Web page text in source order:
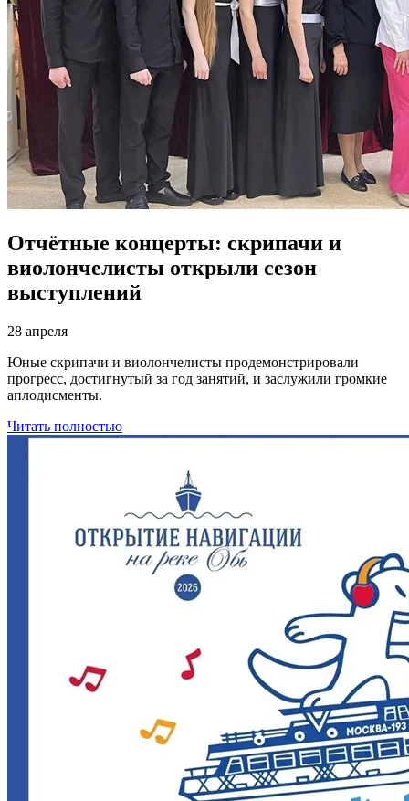
Отчётные концерты: скрипачи и
виолончелисты открыли сезон
выступлений
28 апреля
Юные скрипачи и виолончелисты продемонстрировали
прогресс, достигнутый за год занятий, и заслужили громкие
аплодисменты.
Читать полностью